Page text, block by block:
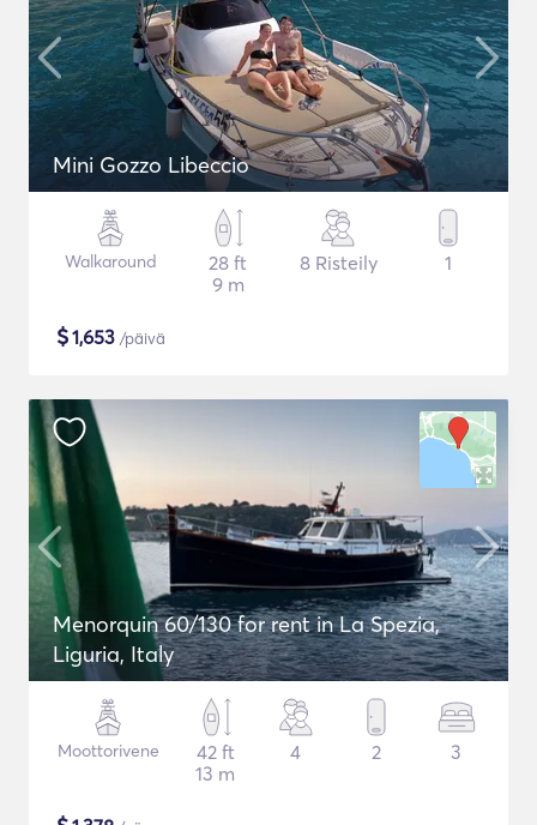
Mini Gozzo Libeccio
Walkaround
28 ft
9 m
8 Risteily 1
$1,653 /päivä
Menorquin 60/130 for rent in La Spezia,
Liguria, Italy
Moottorivene
42 ft
13 m
4 2 3